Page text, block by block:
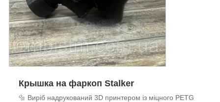
Крышка на фаркоп Stalker
🔩 Виріб надрукований 3D принтером із міцного PETG